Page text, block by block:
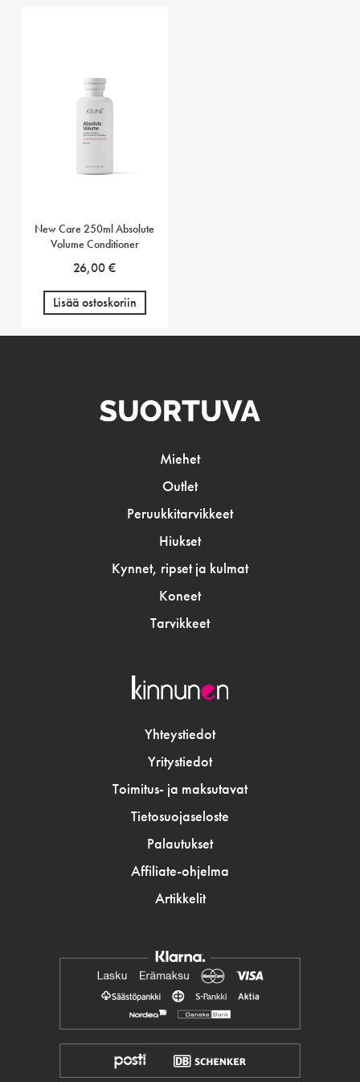
New Care 250ml Absolute
Volume Conditioner
26,00€
Lisää ostoskoriin
Miehet
Outlet
Peruukkitarvikkeet
Hiukset
Kynnet, ripset ja kulmat
Koneet
Tarvikkeet
Yhteystiedot
Yritystiedot
Toimitus- ja maksutavat
Tietosuojaseloste
Palautukset
Affiliate-ohjelma
Artikkelit